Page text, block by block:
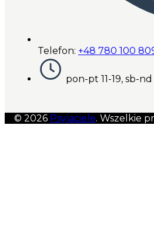
Telefon: +48 780 100
pon-pt 11-19, sb-
© 2026 Psyjaciele. Wszelkie